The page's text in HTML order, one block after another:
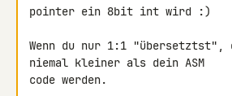
pointer ein 8bit int wird :)
Wenn du nur 1:1 "übersetztst",
niemal kleiner als dein ASM
code werden.